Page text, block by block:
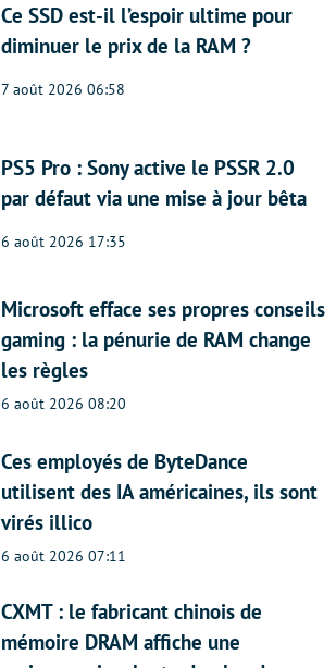
Ce SSD est-il l’espoir ultime pour
diminuer le prix de la RAM ?
7 août 2026 06:58
PS5 Pro : Sony active le PSSR 2.0
par défaut via une mise à jour bêta
6 août 2026 17:35
Microsoft efface ses propres conseils
gaming : la pénurie de RAM change
les règles
6 août 2026 08:20
Ces employés de ByteDance
utilisent des IA américaines, ils sont
virés illico
6 août 2026 07:11
CXMT : le fabricant chinois de
mémoire DRAM affiche une